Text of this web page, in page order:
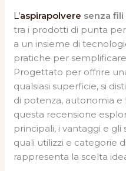
L’aspirapolvere senza fili
tra i prodotti di punta
a un insieme di
pratiche per
Progettato per offrire
qualsiasi superficie, si
di potenza, autonomia e
questa recensione
principali, i vantaggi e
quali utilizzi e categorie
rappresenta la scelta